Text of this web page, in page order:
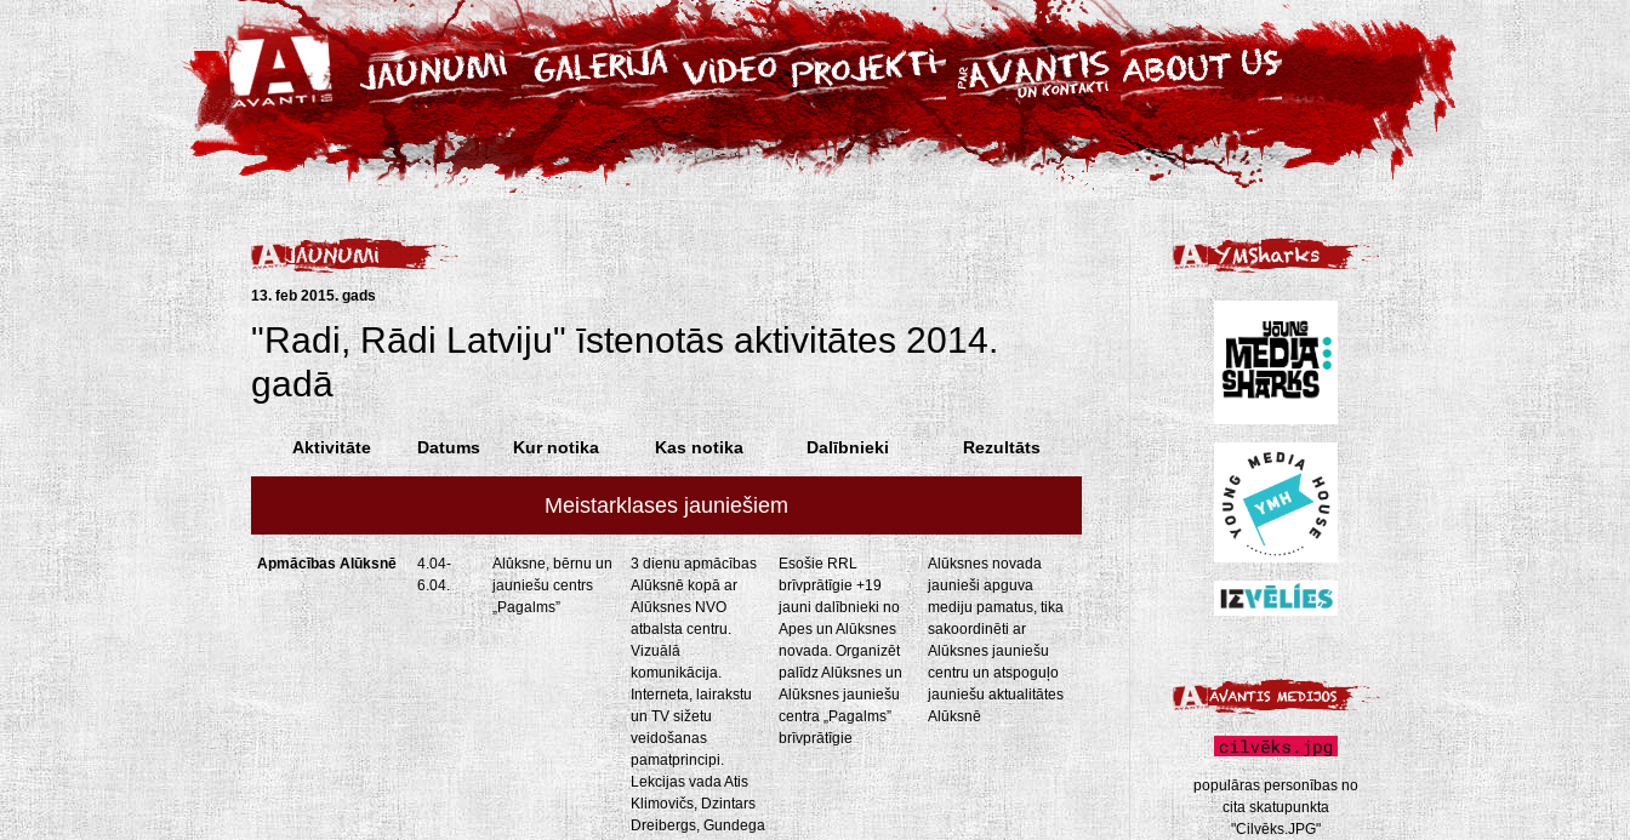
populāras personības no
cita skatupunkta
"Cilvēks.JPG"
13. feb 2015. gads
"Radi, Rādi Latviju" īstenotās aktivitātes 2014.
gadā
Aktivitāte Datums Kur notika Kas notika Dalībnieki Rezultāts
Meistarklases jauniešiem
Apmācības Alūksnē
4.04-
6.04.
Alūksne, bērnu un
jauniešu centrs
„Pagalms”
3 dienu apmācības
Alūksnē kopā ar
Alūksnes NVO
atbalsta centru.
Vizuālā
komunikācija.
Interneta, lairakstu
un TV sižetu
veidošanas
pamatprincipi.
Lekcijas vada Atis
Klimovičs, Dzintars
Dreibergs, Gundega
Esošie RRL
brīvprātīgie +19
jauni dalībnieki no
Apes un Alūksnes
novada. Organizēt
palīdz Alūksnes un
Alūksnes jauniešu
centra „Pagalms”
brīvprātīgie
Alūksnes novada
jaunieši apguva
mediju pamatus, tika
sakoordinēti ar
Alūksnes jauniešu
centru un atspoguļo
jauniešu aktualitātes
Alūksnē